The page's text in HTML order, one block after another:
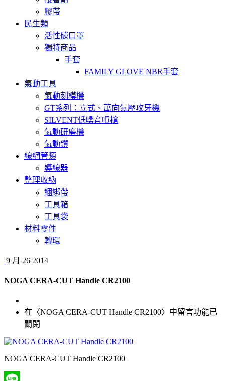
膠帶
民生類
活性碳口罩
獨特商品
手套
FAMILY GLOVE NBR手套
氣動工具
氣動刻模機
GT系列：立式、萬向氣壓攻牙機
SILVENT低噪音噴槍
氣動研磨機
氣動鑽
線網管類
導線器
整理收納
綑綁帶
工具箱
工具袋
材料零件
轉環
9 月 26 2014
NOGA CERA-CUT Handle CR2100
在〈NOGA CERA-CUT Handle CR2100〉中留言功能已
關閉
NOGA CERA-CUT Handle CR2100